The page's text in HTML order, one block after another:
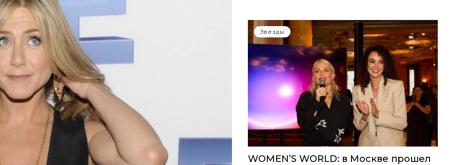
Звёзды
WOMEN’S WORLD: в Москве прошел